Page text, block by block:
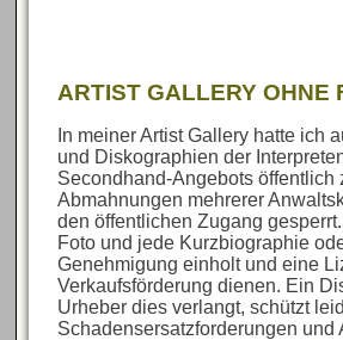
ARTIST GALLERY OHNE
In meiner Artist Gallery hatte ich
und Diskographien der
Secondhand-Angebots
Abmahnungen mehrerer
den öffentlichen Zugang
Foto und jede Kurzbiographie
Genehmigung einholt und eine
Verkaufsförderung dienen. Ein
Urheber dies verlangt, schützt
Schadensersatzforderungen und